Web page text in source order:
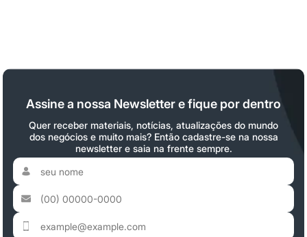
Assine a nossa Newsletter e fique por dentro
Quer receber materiais, notícias, atualizações do mundo
dos negócios e muito mais? Então cadastre-se na nossa
newsletter e saia na frente sempre.